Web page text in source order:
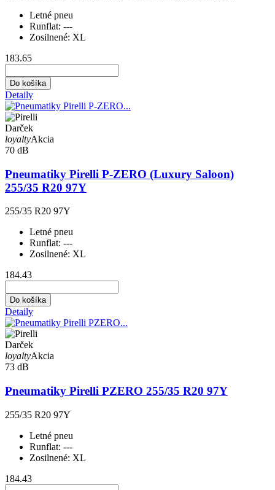
Letné pneu
Runflat: ---
Zosilnené: XL
183.65
Do košíka
Detaily
Darček
loyaltyAkcia
70 dB
Pneumatiky Pirelli P-ZERO (Luxury Saloon)
255/35 R20 97Y
255/35 R20 97Y
Letné pneu
Runflat: ---
Zosilnené: XL
184.43
Do košíka
Detaily
Darček
loyaltyAkcia
73 dB
Pneumatiky Pirelli PZERO 255/35 R20 97Y
255/35 R20 97Y
Letné pneu
Runflat: ---
Zosilnené: XL
184.43